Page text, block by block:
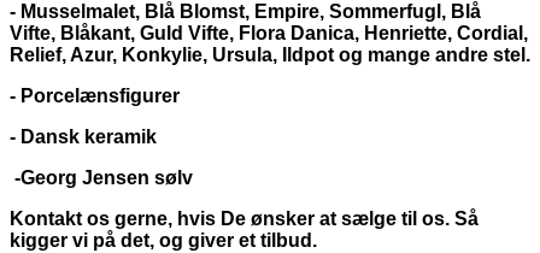
- Musselmalet, Blå Blomst, Empire, Sommerfugl, Blå
Vifte, Blåkant, Guld Vifte, Flora Danica, Henriette, Cordial,
Relief, Azur, Konkylie, Ursula, Ildpot og mange andre stel.
- Porcelænsfigurer
- Dansk keramik
-Georg Jensen sølv
Kontakt os gerne, hvis De ønsker at sælge til os. Så
kigger vi på det, og giver et tilbud.